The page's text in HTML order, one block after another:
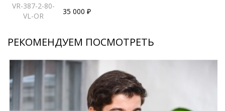
VR-387-2-80-
VL-OR
35 000 ₽
РЕКОМЕНДУЕМ ПОСМОТРЕТЬ